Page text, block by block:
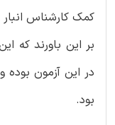
کمک کارشناس
بر این باورند که
در این آزمون
بود.